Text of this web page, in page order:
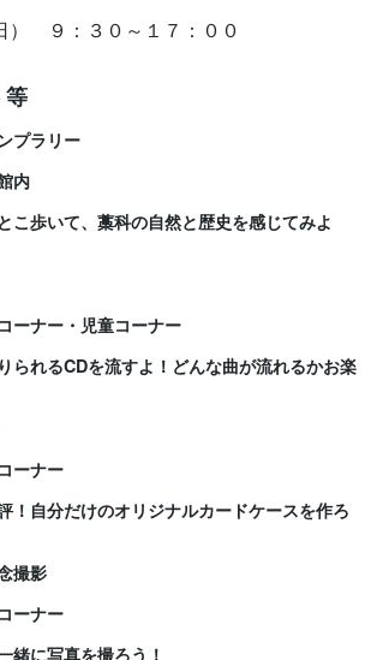
９：３０～１７：００
等
プラリー
内
いて、藁科の自然と歴史を感じてみよ
BGM
ー・児童コーナー
るCDを流すよ！どんな曲が流れるかお楽
ナー
分だけのオリジナルカードケースを作ろ
撮影
ナー
写真を撮ろう！